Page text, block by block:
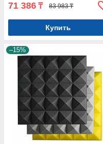
71 386 ₸ 83 983 ₸
Купить
–15%